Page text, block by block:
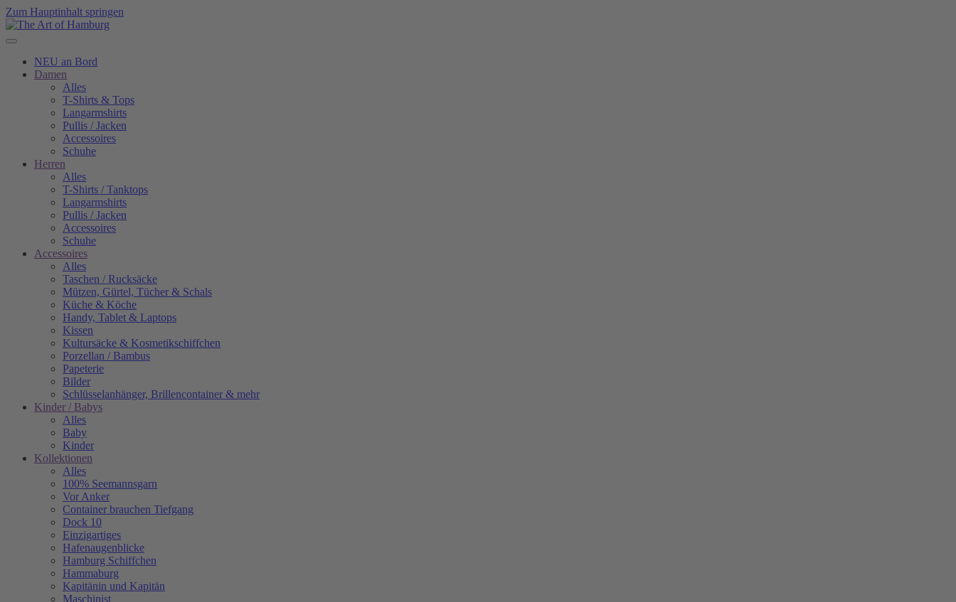
Zum Hauptinhalt springen
NEU an Bord
Damen
Alles
T-Shirts & Tops
Langarmshirts
Pullis / Jacken
Accessoires
Schuhe
Herren
Alles
T-Shirts / Tanktops
Langarmshirts
Pullis / Jacken
Accessoires
Schuhe
Accessoires
Alles
Taschen / Rucksäcke
Mützen, Gürtel, Tücher & Schals
Küche & Köche
Handy, Tablet & Laptops
Kissen
Kultursäcke & Kosmetikschiffchen
Porzellan / Bambus
Papeterie
Bilder
Schlüsselanhänger, Brillencontainer & mehr
Kinder / Babys
Alles
Baby
Kinder
Kollektionen
Alles
100% Seemannsgarn
Vor Anker
Container brauchen Tiefgang
Dock 10
Einzigartiges
Hafenaugen­blicke
Hamburg Schiffchen
Hammaburg
Kapitänin und Kapitän
Maschinist